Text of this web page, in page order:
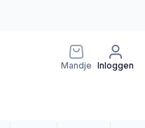
Mandje Inloggen